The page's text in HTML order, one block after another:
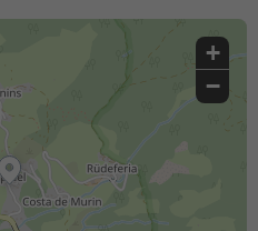
+
−